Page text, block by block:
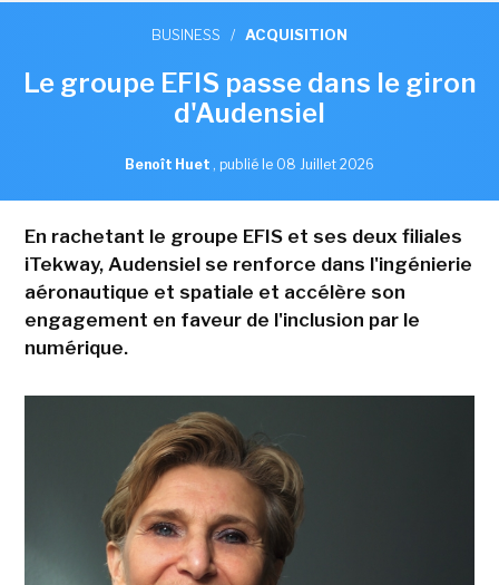
BUSINESS / ACQUISITION
Le groupe EFIS passe dans le giron
d'Audensiel
Benoît Huet , publié le 08 Juillet 2026
En rachetant le groupe EFIS et ses deux filiales
iTekway, Audensiel se renforce dans l'ingénierie
aéronautique et spatiale et accélère son
engagement en faveur de l'inclusion par le
numérique.